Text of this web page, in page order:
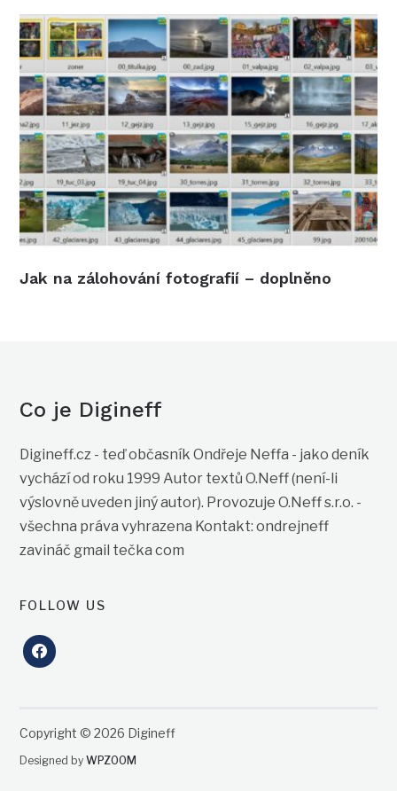
Jak na zálohování fotografií – doplněno
Co je Digineff
Digineff.cz - teď občasník Ondřeje Neffa - jako deník
vychází od roku 1999 Autor textů O.Neff (není-li
výslovně uveden jiný autor). Provozuje O.Neff s.r.o. -
všechna práva vyhrazena Kontakt: ondrejneff
zavináč gmail tečka com
FOLLOW US
facebook
Copyright © 2026 Digineff
Designed byWPZOOM